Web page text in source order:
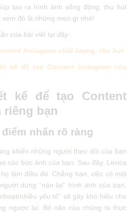
tạo ra hình ảnh sống động, thu hút
đó là những mẹo gì nhé!
của bài viết tại đây:
Instagram chất lượng, thu hút
kế để tạo Content Instagram của
kế để tạo Content
riêng bạn
nhấn rõ ràng
khiến những người theo dõi của bạn
các bức ảnh của bạn. Sau đây, Levica
làm điều đó. Chẳng hạn, việc có một
dùng “nán lại” hình ảnh của bạn.
nhiều yếu tố” sẽ gây khó hiểu cho
ngược lại. Bộ não của chúng ta thực